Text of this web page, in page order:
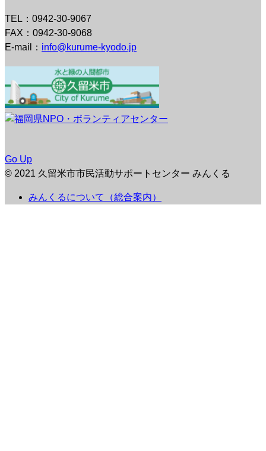
TEL：0942-30-9067
FAX：0942-30-9068
E-mail： info@kurume-kyodo.jp
Go Up
© 2021 久留米市市民活動サポートセンター みんくる
みんくるについて（総合案内）